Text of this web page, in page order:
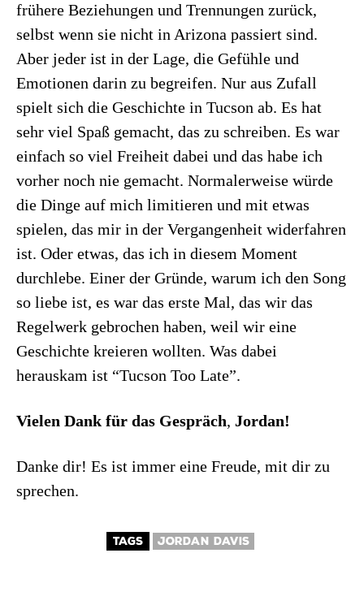
frühere Beziehungen und Trennungen zurück,
selbst wenn sie nicht in Arizona passiert sind.
Aber jeder ist in der Lage, die Gefühle und
Emotionen darin zu begreifen. Nur aus Zufall
spielt sich die Geschichte in Tucson ab. Es hat
sehr viel Spaß gemacht, das zu schreiben. Es war
einfach so viel Freiheit dabei und das habe ich
vorher noch nie gemacht. Normalerweise würde
die Dinge auf mich limitieren und mit etwas
spielen, das mir in der Vergangenheit widerfahren
ist. Oder etwas, das ich in diesem Moment
durchlebe. Einer der Gründe, warum ich den Song
so liebe ist, es war das erste Mal, das wir das
Regelwerk gebrochen haben, weil wir eine
Geschichte kreieren wollten. Was dabei
herauskam ist “Tucson Too Late”.
Vielen Dank für das Gespräch, Jordan!
Danke dir! Es ist immer eine Freude, mit dir zu
sprechen.
TAGS JORDAN DAVIS